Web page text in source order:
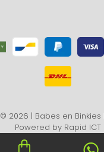
© 2026 | Babes en Binkies
Powered by Rapid ICT